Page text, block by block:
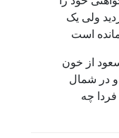
ولی یک
است
از خون
در شمال
چه